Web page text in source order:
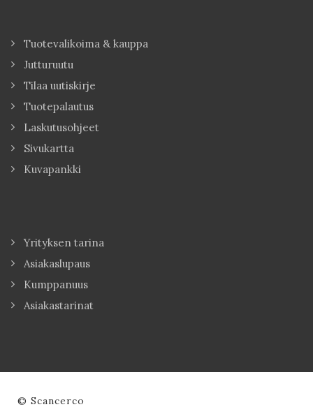
Tuotevalikoima & kauppa
Jutturuutu
Tilaa uutiskirje
Tuotepalautus
Laskutusohjeet
Sivukartta
Kuvapankki
Yrityksen tarina
Asiakaslupaus
Kumppanuus
Asiakastarinat
© Scancerco